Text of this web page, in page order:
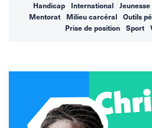
Handicap
International Jeunesse
Mentorat
Milieu carcéral Outils
Prise de position
Sport